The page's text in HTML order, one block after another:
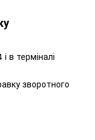
в терміналі
зворотного